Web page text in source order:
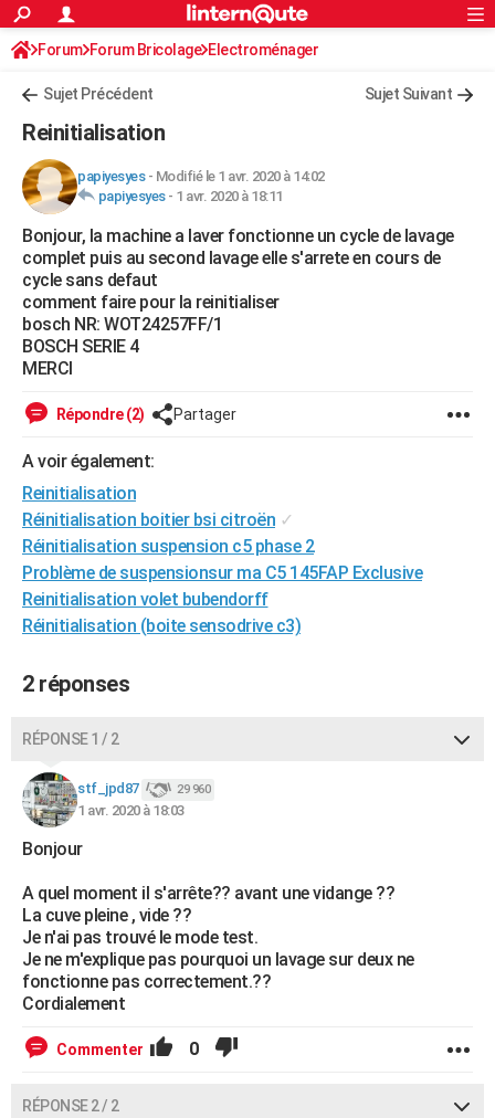
ACTUALITÉS
Politique
Société
Faits Divers
Education
Monde
Villes
+
FINANCE
Retraite
Impôts
Epargne
Immobilier
Risques naturels par ville
Banque
Assurance
Crédit
AUTO
Essais
Réserver un essai
Citadines
Berlines
SUV
Forum auto
+HIGH-TECH
Mobiles
Meilleur smartphone
Internet
Ordinateurs
Jeux vidéo
Guide high-tech
+BRICOLAGE
Forum
Aménagement intérieur
Extérieur
Cuisine
Salle de bains
Jardinage
Rangement
WEEK-END
Art de vivre
Bien-être
Loisirs
Mode
Modes de vie
Alimentation
Guide de la santé
Maladies
Médicaments
Sommeil
Destinations
City break
Voyage nature
Voyage de noces
Forum
Climat
+PHOTO
GUIDES D'ACHAT
BONS PLANS
Carte de Noël
Carte Bonne année
Carte Saint-Valentin
Carte Pâques
Carte d'anniversaire
DICTIONNAIRE
Dictionnaire
Biographies
Citations
Expressions
Proverbes
PROGRAMME TV
COPAINS D'AVANT
S'inscrire
Se connecter
Lycées
Collèges
Primaires
Universités
Entreprises
Service militaire
Avis de recherche
Bricolage
Lifestyle
Culture
Sport
Auto
Television
Voyage
Cinema
S'inscrire
Connexion
Forum Forum Bricolage Electroménager
Sujet Précédent Sujet Suivant
Reinitialisation
papiyesyes- Modifié le 1 avr. 2020 à 14:02
papiyesyes- 1 avr. 2020 à 18:11
Bonjour, la machine a laver fonctionne un cycle de lavage
complet puis au second lavage elle s'arrete en cours de
cycle sans defaut
comment faire pour la reinitialiser
bosch NR: WOT24257FF/1
BOSCH SERIE 4
MERCI
Répondre (2) Partager
A voir également:
Reinitialisation
Réinitialisation boitier bsi citroën ✓
Réinitialisation suspension c5 phase 2
Problème de suspensionsur ma C5 145FAP Exclusive
Reinitialisation volet bubendorff
Réinitialisation (boite sensodrive c3)
2 réponses
RÉPONSE 1 / 2
stf_jpd87 29 960
1 avr. 2020 à 18:03
Bonjour
A quel moment il s'arrête?? avant une vidange ??
La cuve pleine , vide ??
Je n'ai pas trouvé le mode test.
Je ne m'explique pas pourquoi un lavage sur deux ne
fonctionne pas correctement.??
Cordialement
Commenter 0
RÉPONSE 2 / 2